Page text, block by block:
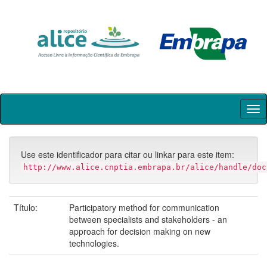
Skip
Use este identificador para citar ou linkar para este item:
http://www.alice.cnptia.embrapa.br/alice/handle/
Título:
Participatory method for communication
between specialists and stakeholders - an
approach for decision making on new
technologies.